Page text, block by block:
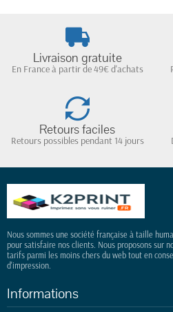
Livraison gratuite
En France à partir de 49€ d'achats
Retours faciles
Retours possibles pendant 14 jours
Nous sommes une société française à taille
pour satisfaire nos clients. Nous proposons sur
tarifs parmi les moins chers du web tout en
d'impression.
Informations